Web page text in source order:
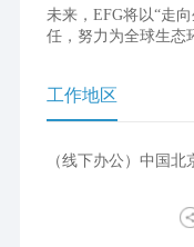
未来，EFG将以“走
任，努力为全球生态
工作地区
（线下办公）中国